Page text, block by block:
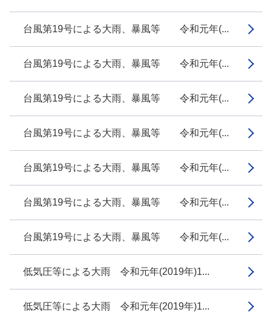
台風第19号による大雨、暴風等 令和元年(...
台風第19号による大雨、暴風等 令和元年(...
台風第19号による大雨、暴風等 令和元年(...
台風第19号による大雨、暴風等 令和元年(...
台風第19号による大雨、暴風等 令和元年(...
台風第19号による大雨、暴風等 令和元年(...
台風第19号による大雨、暴風等 令和元年(...
低気圧等による大雨 令和元年(2019年)1...
低気圧等による大雨 令和元年(2019年)1...